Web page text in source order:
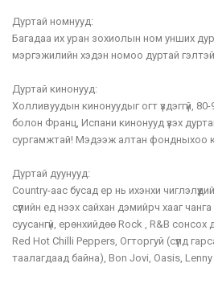
Дуртай номнууд:
Багадаа их уран зохиолын ном унших
мэргэжилийн хэдэн номоо дуртай
Дуртай кинонууд:
Холливуудын кинонуудыг огт үздэггүй,
болон Франц, Испани кинонууд үзэх
сургамжтай! Мэдээж алтан фондныхоо
Дуртай дуунууд:
Country-аас бусад ер нь ихэнхи
сүүлийн ед нээх сайхан дэмийрч хааг
суусангүй, ерөнхийдөө Rock , R&B
Red Hot Chilli Peppers, Огторгуй (сүүлд
таалагдаад байна), Bon Jovi, Oasis, Lenny